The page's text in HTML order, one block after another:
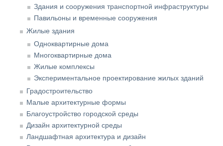
Здания и сооружения транспортной инфраструктуры
Павильоны и временные сооружения
Жилые здания
Одноквартирные дома
Многоквартирные дома
Жилые комплексы
Экспериментальное проектирование жилых зданий
Градостроительство
Малые архитектурные формы
Благоустройство городской среды
Дизайн архитектурной среды
Ландшафтная архитектура и дизайн